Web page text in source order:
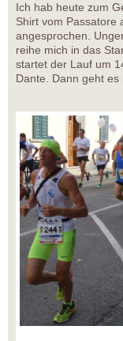
Ich hab heute zum
Shirt vom Passatore
angesprochen.
reihe mich in das
startet der Lauf um
Dante. Dann geht es